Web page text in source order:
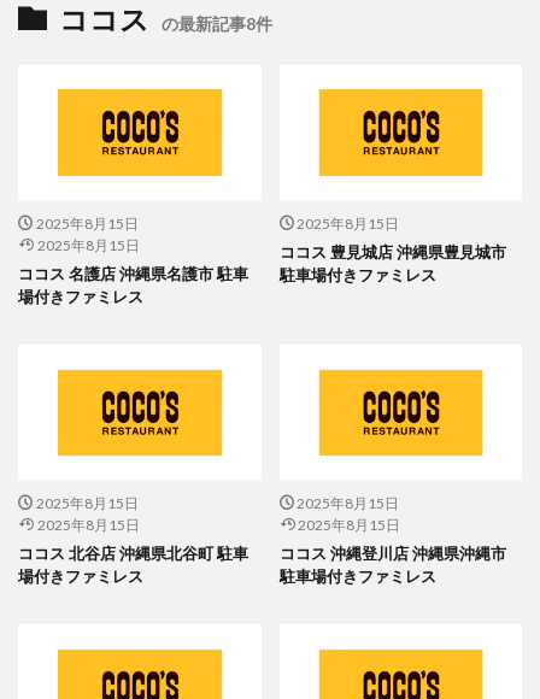
ココス の最新記事8件
2025年8月15日
2025年8月15日
ココス 名護店 沖縄県名護市 駐車
場付きファミレス
2025年8月15日
ココス 豊見城店 沖縄県豊見城市
駐車場付きファミレス
2025年8月15日
2025年8月15日
ココス 北谷店 沖縄県北谷町 駐車
場付きファミレス
2025年8月15日
2025年8月15日
ココス 沖縄登川店 沖縄県沖縄市
駐車場付きファミレス